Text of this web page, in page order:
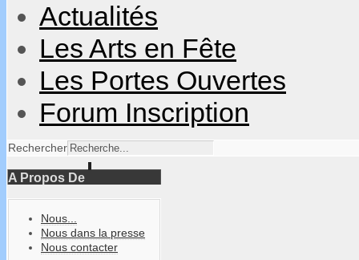
Actualités
Les Arts en Fête
Les Portes Ouvertes
Forum Inscription
Rechercher
A Propos De
Nous...
Nous dans la presse
Nous contacter